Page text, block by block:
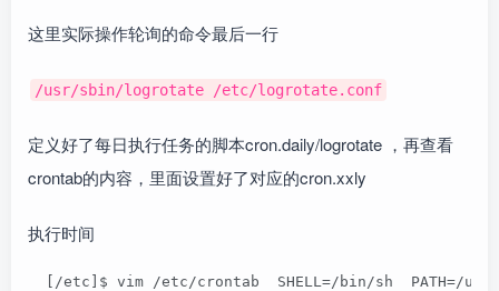
这里实际操作轮询的命令最后一行
/usr/sbin/logrotate /etc/logrotate.conf
定义好了每日执行任务的脚本cron.daily/logrotate ，再查看
crontab的内容，里面设置好了对应的cron.xxly
执行时间
[/etc]$ vim /etc/crontab  SHELL=/bin/sh  PATH=/